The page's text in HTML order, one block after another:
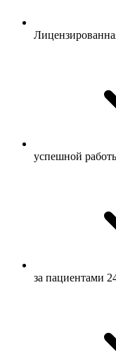
успешной
за пациентами